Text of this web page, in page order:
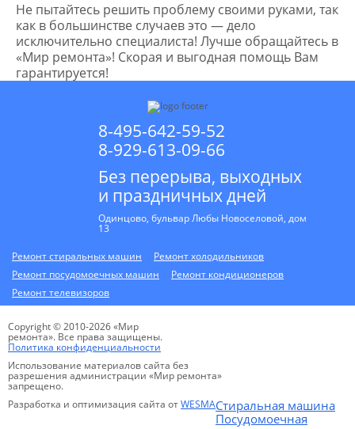
Не пытайтесь решить проблему своими руками, так
как в большинстве случаев это — дело
исключительно специалиста! Лучше обращайтесь в
«Мир ремонта»! Скорая и выгодная помощь Вам
гарантируется!
8-495-642-59-52
8-929-613-09-66
Без перерыва, выходных
и праздничных дней
Одинцово, бульвар Любы Новоселовой, дом
13
Ремонт стиральных машин
Ремонт холодильников
Ремонт посудомоечных машин
Ремонт кондиционеров
Ремонт телевизоров
Copyright © 2010-2026 «Мир
ремонта». Все права защищены.
Политика конфиденциальности
Использование материалов сайта без
разрешения администрации «Мир ремонта»
запрещено.
Разработка и оптимизация сайта отWESMAСтиральная машина
Посудомоечная